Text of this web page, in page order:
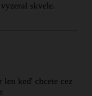
skvele.
len keď chcete cez